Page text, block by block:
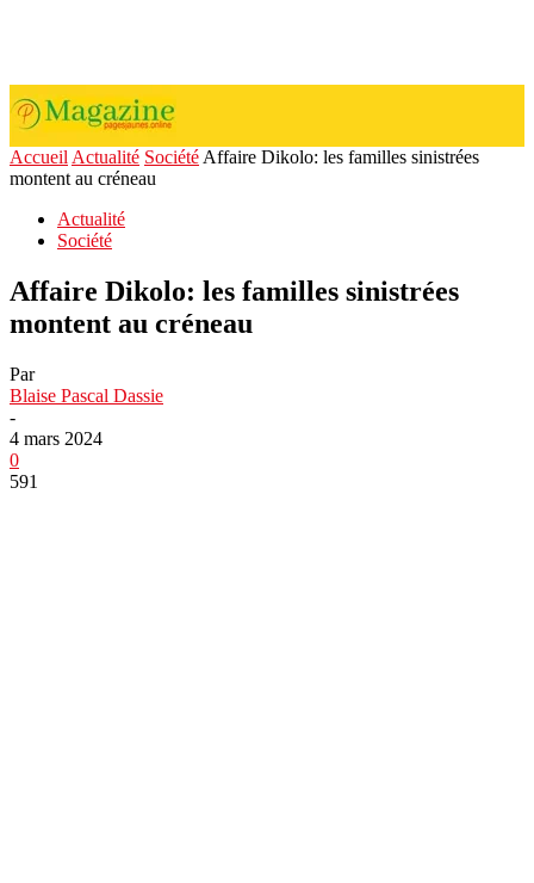
Accueil Actualité Société Affaire Dikolo: les familles sinistrées
montent au créneau
Actualité
Société
Affaire Dikolo: les familles sinistrées
montent au créneau
Par
Blaise Pascal Dassie
-
4 mars 2024
0
591